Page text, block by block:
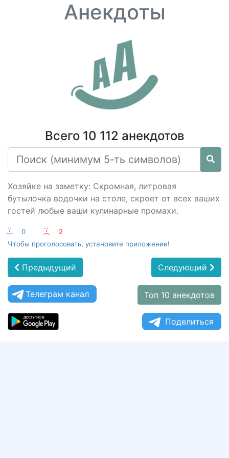
Анекдоты
Всего 10 112 анекдотов
Хозяйке на заметку: Скромная, литровая
бутылочка водочки на столе, скроет от всех ваших
гостей любые ваши кулинарные промахи.
:-) 0 :-(
2
Чтобы проголосовать, установите приложение!
Предыдущий Следующий
Телеграм канал Топ 10 анекдотов
Поделиться